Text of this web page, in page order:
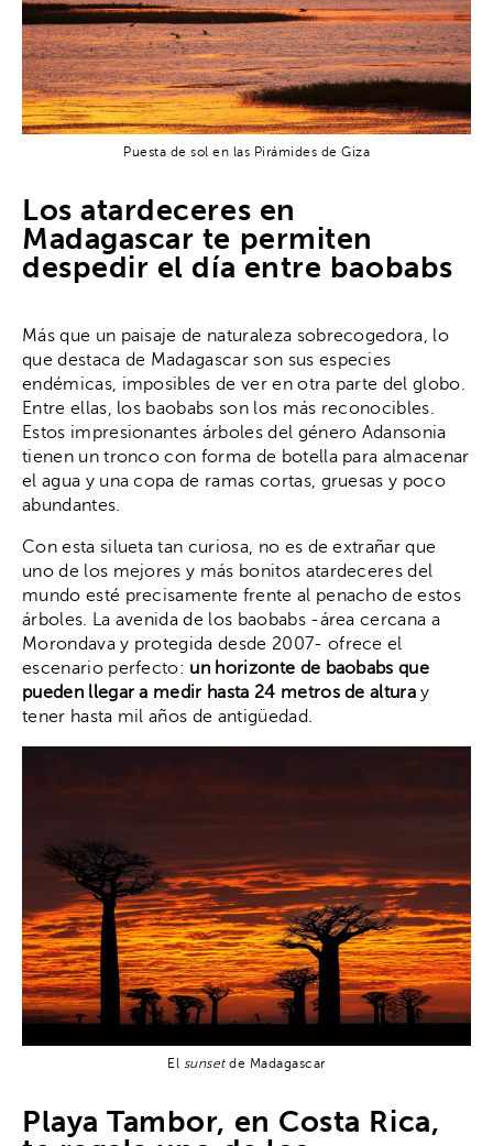
Puesta de sol en las Pirámides de Giza
Los atardeceres en
Madagascar te permiten
despedir el día entre baobabs
Más que un paisaje de naturaleza sobrecogedora, lo
que destaca de Madagascar son sus especies
endémicas, imposibles de ver en otra parte del globo.
Entre ellas, los baobabs son los más reconocibles.
Estos impresionantes árboles del género Adansonia
tienen un tronco con forma de botella para almacenar
el agua y una copa de ramas cortas, gruesas y poco
abundantes.
Con esta silueta tan curiosa, no es de extrañar que
uno de los mejores y más bonitos atardeceres del
mundo esté precisamente frente al penacho de estos
árboles. La avenida de los baobabs -área cercana a
Morondava y protegida desde 2007- ofrece el
escenario perfecto: un horizonte de baobabs que
pueden llegar a medir hasta 24 metros de altura y
tener hasta mil años de antigüedad.
El sunsetde Madagascar
Playa Tambor, en Costa Rica,